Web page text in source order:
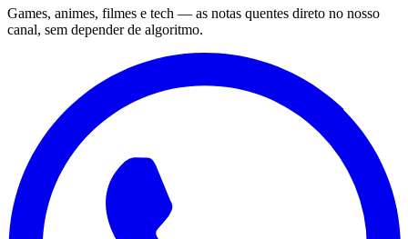
Games, animes, filmes e tech — as notas quentes direto no nosso
canal, sem depender de algoritmo.